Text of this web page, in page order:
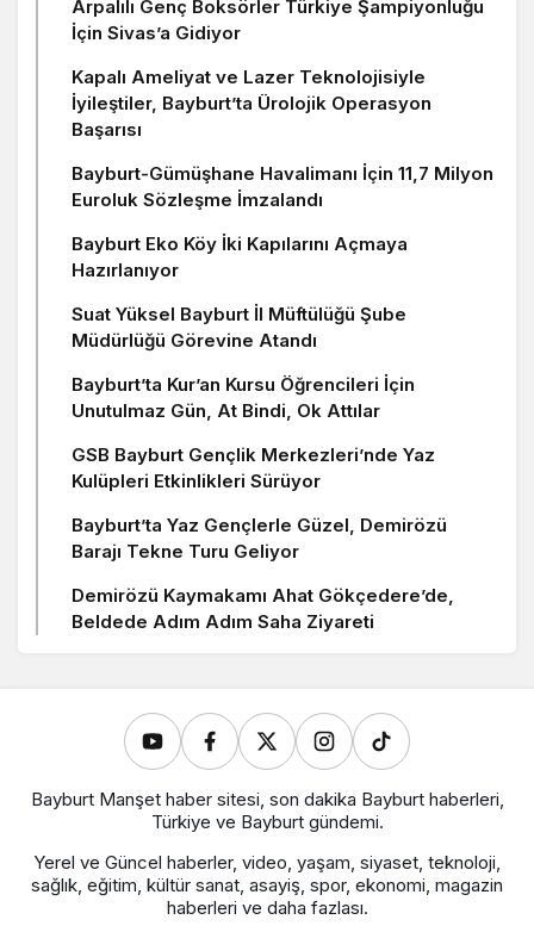
Arpalılı Genç Boksörler Türkiye Şampiyonluğu
İçin Sivas’a Gidiyor
Kapalı Ameliyat ve Lazer Teknolojisiyle
İyileştiler, Bayburt’ta Ürolojik Operasyon
Başarısı
Bayburt-Gümüşhane Havalimanı İçin 11,7 Milyon
Euroluk Sözleşme İmzalandı
Bayburt Eko Köy İki Kapılarını Açmaya
Hazırlanıyor
Suat Yüksel Bayburt İl Müftülüğü Şube
Müdürlüğü Görevine Atandı
Bayburt’ta Kur’an Kursu Öğrencileri İçin
Unutulmaz Gün, At Bindi, Ok Attılar
GSB Bayburt Gençlik Merkezleri’nde Yaz
Kulüpleri Etkinlikleri Sürüyor
Bayburt’ta Yaz Gençlerle Güzel, Demirözü
Barajı Tekne Turu Geliyor
Demirözü Kaymakamı Ahat Gökçedere’de,
Beldede Adım Adım Saha Ziyareti
Bayburt Manşet haber sitesi, son dakika Bayburt haberleri,
Türkiye ve Bayburt gündemi.
Yerel ve Güncel haberler, video, yaşam, siyaset, teknoloji,
sağlık, eğitim, kültür sanat, asayiş, spor, ekonomi, magazin
haberleri ve daha fazlası.